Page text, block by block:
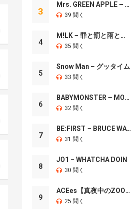
3
Mrs. GREEN APPLE – Brand New
39 聞く
4
M!LK – 罪と罰と雨とキス
35 聞く
5
Snow Man – グッタイム
33 聞く
6
BABYMONSTER – MOON
32 聞く
7
BE:FIRST – BRUCE WAYNE
31 聞く
8
JO1 – WHATCHA DOIN
30 聞く
9
ACEes【真夜中のZOO】
25 聞く